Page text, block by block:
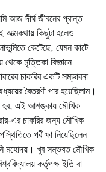
আজ দীর্ঘ জীবনের প্রান্ত
কিছুটা হলেও
কেটেছে, যেমন কাটে
মৃত্তিকা বিজ্ঞানে
চাকরির একটি সম্ভাবনা
বৈতরণী পার হয়েছিলাম।
হব, এই আশঙ্কায় মৌখিক
এর চাকরির জন্য মৌখিক
পরীক্ষা নিয়েছিলেন
মহোদয়। খুব সম্ভবত মৌখিক
কর্তৃপক্ষ ইতি বা